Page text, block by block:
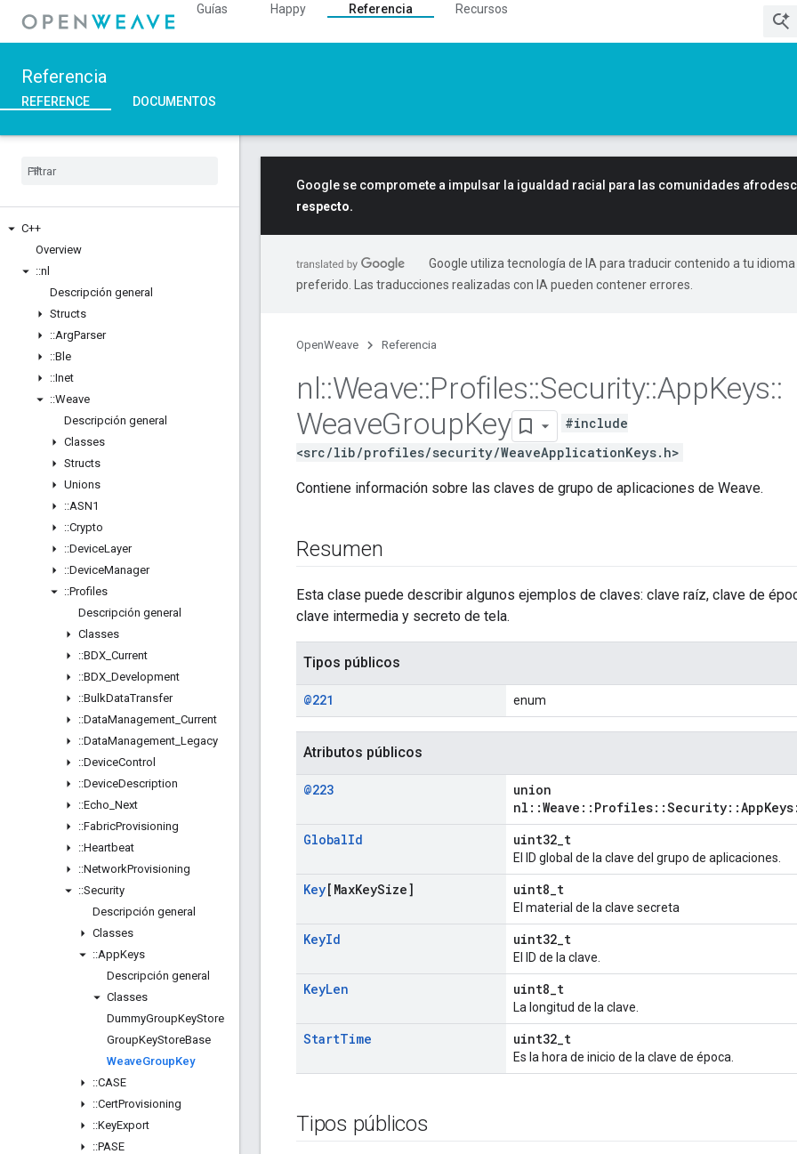
Guías Happy Referencia Recursos
Referencia
REFERENCE DOCUMENTOS
C++
Overview
::nl
Descripción general
Structs
::ArgParser
::Ble
::Inet
::Weave
Descripción general
Classes
Structs
Unions
::ASN1
::Crypto
::DeviceLayer
::DeviceManager
::Profiles
Descripción general
Classes
::BDX Current
::BDX Development
::BulkDataTransfer
::DataManagement Current
::DataManagement Legacy
::DeviceControl
::DeviceDescription
::Echo Next
::FabricProvisioning
::Heartbeat
::NetworkProvisioning
::Security
Descripción general
Classes
::AppKeys
Descripción general
Classes
DummyGroupKeyStore
GroupKeyStoreBase
WeaveGroupKey
::CASE
::CertProvisioning
::KeyExport
::PASE
Google se compromete a impulsar la igualdad racial para las comunidades
respecto.
Google utiliza tecnología de IA para traducir contenido a tu idioma
preferido. Las traducciones realizadas con IA pueden contener errores.
OpenWeave Referencia
nl::Weave::Profiles::Security::AppKeys::
WeaveGroupKey
#include
<src/lib/profiles/security/WeaveApplicationKeys.h>
Contiene información sobre las claves de grupo de aplicaciones de Weave.
Resumen
Esta clase puede describir algunos ejemplos de claves: clave raíz, clave de
clave intermedia y secreto de tela.
Tipos públicos
@221 enum
Atributos públicos
@223
union
GlobalId uint32_t
El ID global de la clave del grupo de aplicaciones.
Key[MaxKeySize] uint8_t
El material de la clave secreta
KeyId uint32_t
El ID de la clave.
KeyLen uint8_t
La longitud de la clave.
StartTime uint32_t
Es la hora de inicio de la clave de época.
Tipos públicos